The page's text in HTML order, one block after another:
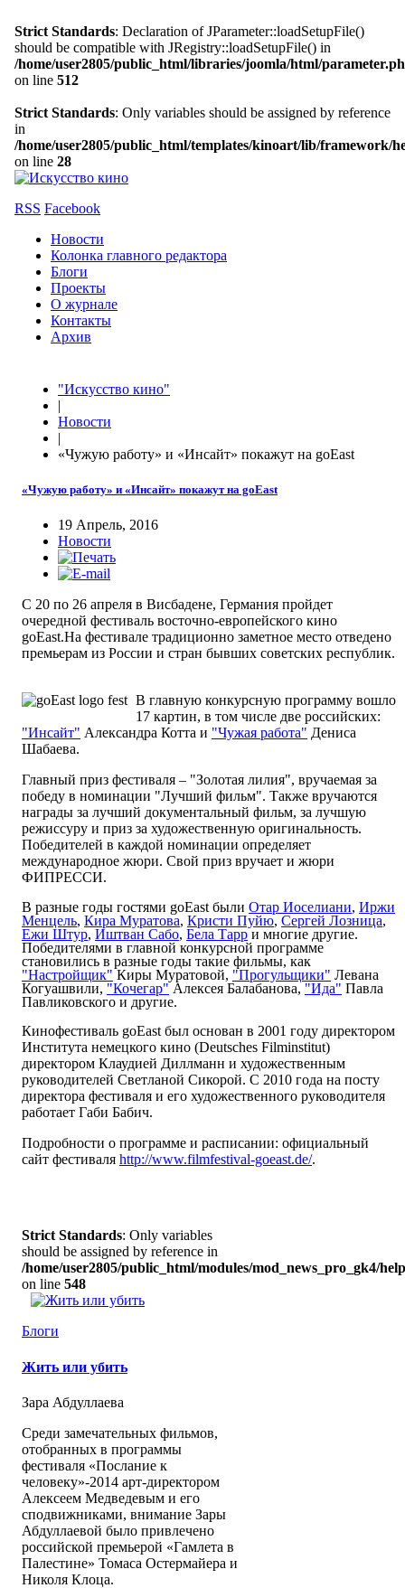
Strict Standards: Declaration of JParameter::loadSetupFile()
should be compatible with JRegistry::loadSetupFile() in
/home/user2805/public_html/libraries/joomla/html/
on line 512
Strict Standards: Only variables should be assigned by reference
in
/home/user2805/public_html/templates/kinoart/lib/framework/
on line 28
RSS Facebook
Новости
Колонка главного редактора
Блоги
Проекты
О журнале
Контакты
Архив
"Искусство кино"
|
Новости
|
«Чужую работу» и «Инсайт» покажут на goEast
«Чужую работу» и «Инсайт» покажут на goEast
19 Апрель, 2016
Новости
С 20 по 26 апреля в Висбадене, Германия пройдет
очередной фестиваль восточно-европейского кино
goEast.На фестивале традиционно заметное место отведено
премьерам из России и стран бывших советских республик.
В главную конкурсную программу вошло
17 картин, в том числе две российских:
"Инсайт" Александра Котта и "Чужая работа" Дениса
Шабаева.
Главный приз фестиваля – "Золотая лилия", вручаемая за
победу в номинации "Лучший фильм". Также вручаются
награды за лучший документальный фильм, за лучшую
режиссуру и приз за художественную оригинальность.
Победителей в каждой номинации определяeт
международное жюри. Свой приз вручает и жюри
ФИПРЕССИ.
В разные годы гостями goEast были Отар Иоселиани, Иржи
Менцель, Кира Муратова, Кристи Пуйю, Сергей Лозница,
Ежи Штур, Иштван Сабо, Бела Тарр и многие другие.
Победителями в главной конкурсной программе
становились в разные годы такие фильмы, как
"Настройщик" Киры Муратовой, "Прогульщики" Левана
Когуашвили, "Кочегар" Алексея Балабанова, "Ида" Павла
Павликовского и другие.
Кинофестиваль goEast был основан в 2001 году директором
Института немецкого кино (Deutsches Filminstitut)
директором Клаудией Диллманн и художественным
руководителей Светланой Сикорой. С 2010 года на посту
директора фестиваля и его художественного руководителя
работает Габи Бабич.
Подробности о программе и расписании: официальный
сайт фестиваля http://www.filmfestival-goeast.de/.
Strict Standards: Only variables
should be assigned by reference in
/home/user2805/public_html/modules/mod_news_pro_gk4/
on line 548
Блоги
Жить или убить
Зара Абдуллаева
Среди замечательных фильмов,
отобранных в программы
фестиваля «Послание к
человеку»-2014 арт-директором
Алексеем Медведевым и его
сподвижниками, внимание Зары
Абдуллаевой было привлечено
российской премьерой «Гамлета в
Палестине» Томаса Остермайера и
Николя Клоца.